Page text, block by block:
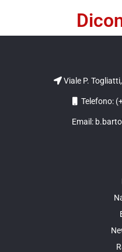
Viale P.
Telefono:
Email: